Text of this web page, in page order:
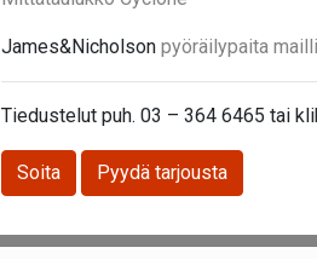
James&Nicholson pyöräilypaita
Tiedustelut puh. 03 – 364 6465 tai
Soita Pyydä tarjousta